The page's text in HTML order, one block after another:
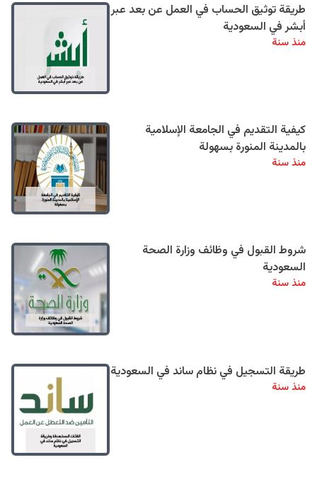
طريقة توثيق الحساب في العمل عن بعد عبر
أبشر في السعودية
منذ سنة
كيفية التقديم في الجامعة الإسلامية
بالمدينة المنورة بسهولة
منذ سنة
شروط القبول في وظائف وزارة الصحة
السعودية
منذ سنة
طريقة التسجيل في نظام ساند في السعودية
منذ سنة